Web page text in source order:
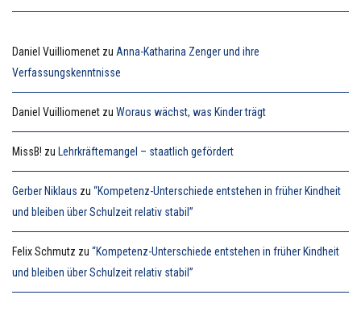
Daniel Vuilliomenet zu Anna-Katharina Zenger und ihre
Verfassungskenntnisse
Daniel Vuilliomenet zu Woraus wächst, was Kinder trägt
MissB! zu Lehrkräftemangel – staatlich gefördert
Gerber Niklaus zu “Kompetenz-Unterschiede entstehen in früher Kindheit
und bleiben über Schulzeit relativ stabil”
Felix Schmutz zu “Kompetenz-Unterschiede entstehen in früher Kindheit
und bleiben über Schulzeit relativ stabil”